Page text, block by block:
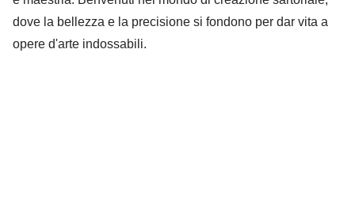
dove la bellezza e la precisione si fondono per dar vita a
opere d'arte indossabili.